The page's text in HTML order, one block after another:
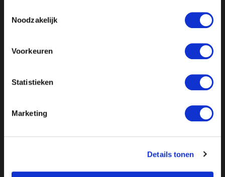
Noodzakelijk
Voorkeuren
Statistieken
Marketing
Details tonen